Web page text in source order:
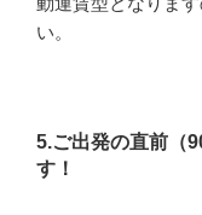
い。
5.ご出発の直前（
す！